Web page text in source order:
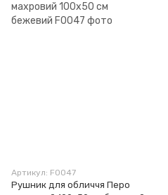
Артикул: F0047
Рушник для обличчя Перо